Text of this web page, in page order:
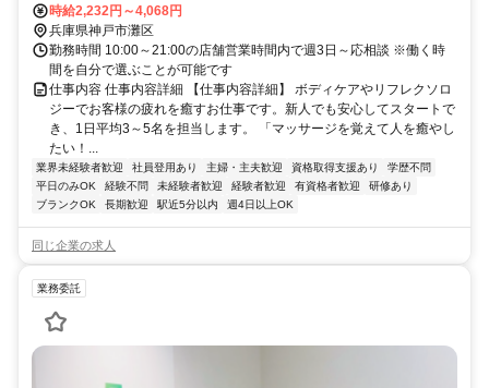
んば線 新在家徒歩約7分、阪急神戸本線 六甲出口3徒歩約11分 最寄
駅：六甲道駅
時給2,232円～4,068円
兵庫県神戸市灘区
勤務時間 10:00～21:00の店舗営業時間内で週3日～応相談 ※働く時
間を自分で選ぶことが可能です
仕事内容 仕事内容詳細 【仕事内容詳細】 ボディケアやリフレクソロ
ジーでお客様の疲れを癒すお仕事です。新人でも安心してスタートで
き、1日平均3～5名を担当します。 「マッサージを覚えて人を癒やし
たい！...
業界未経験者歓迎 社員登用あり 主婦・主夫歓迎 資格取得支援あり
学歴不問
平日のみOK
経験不問 未経験者歓迎 経験者歓迎 有資格者歓迎
研修あり
ブランクOK
長期歓迎 駅近5分以内 週4日以上OK
同じ企業の求人
業務委託